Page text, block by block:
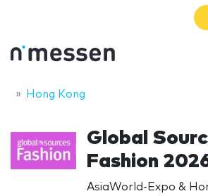
Hong Kong
Global
Fashion
AsiaWorld-Expo &